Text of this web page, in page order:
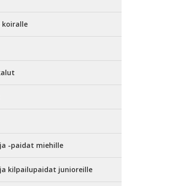
koiralle
-paidat miehille
kilpailupaidat junioreille